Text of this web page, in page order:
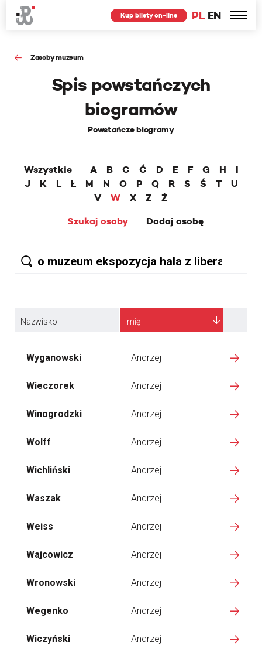
PL EN
Kup bilety on-line
Zasoby muzeum
Spis powstańczych
biogramów
Powstańcze biogramy
Wszystkie A B C Ć D E F G H
I
J
K L Ł M N O P Q R S Ś T
U
V
W X Z
Ż
Szukaj osoby
Dodaj osobę
Nazwisko Imię
Wyganowski Andrzej
Wieczorek Andrzej
Winogrodzki Andrzej
Wolff Andrzej
Wichliński Andrzej
Waszak Andrzej
Weiss Andrzej
Wajcowicz Andrzej
Wronowski Andrzej
Wegenko Andrzej
Wiczyński Andrzej